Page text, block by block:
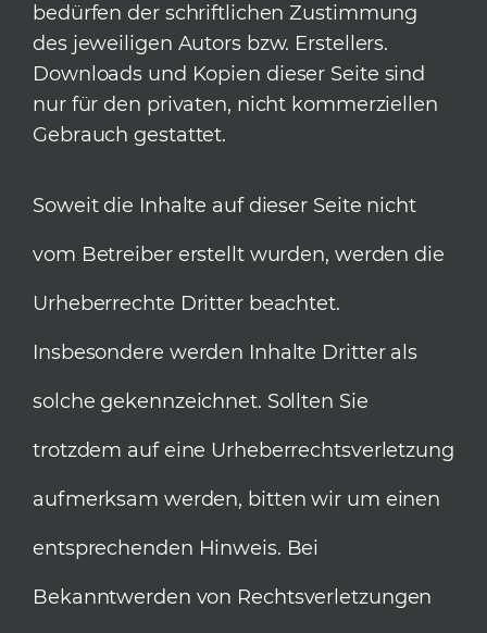
bedürfen der schriftlichen Zustimmung
des jeweiligen Autors bzw. Erstellers.
Downloads und Kopien dieser Seite sind
nur für den privaten, nicht kommerziellen
Gebrauch gestattet.
Soweit die Inhalte auf dieser Seite nicht
vom Betreiber erstellt wurden, werden die
Urheberrechte Dritter beachtet.
Insbesondere werden Inhalte Dritter als
solche gekennzeichnet. Sollten Sie
trotzdem auf eine Urheberrechtsverletzung
aufmerksam werden, bitten wir um einen
entsprechenden Hinweis. Bei
Bekanntwerden von Rechtsverletzungen